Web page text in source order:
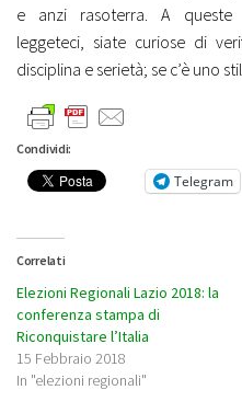
e anzi rasoterra. A queste
leggeteci, siate curiose di
disciplina e serietà; se c’è uno
Condividi:
Telegram
Correlati
Elezioni Regionali Lazio 2018: la
conferenza stampa di
Riconquistare l’Italia
15 Febbraio 2018
In "elezioni regionali"